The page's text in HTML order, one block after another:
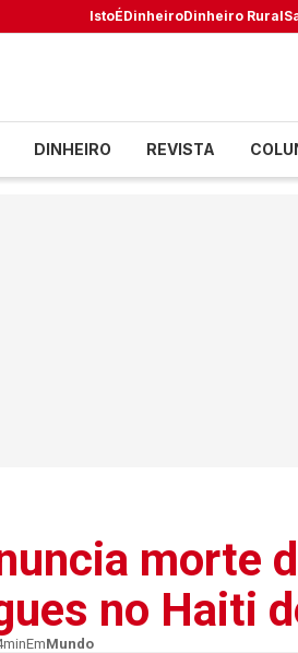
IstoÉDinheiroDinheiro Rural
DINHEIRO REVISTA
morte
no Haiti
EmMundo